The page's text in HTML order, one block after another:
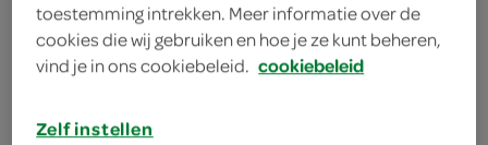
750 gram zoete aardappels
4 eetlepels zonnebloemolie
1 eetlepels piri piri kruidenmix
toestemming intrekken. Meer informatie over de
cookies die wij gebruiken en hoe je ze kunt beheren,
vind je in ons cookiebeleid. cookiebeleid
Zelf instellen